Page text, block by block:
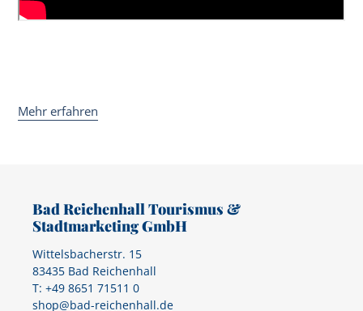
Mehr erfahren
Bad Reichenhall Tourismus &
Stadtmarketing GmbH
Wittelsbacherstr. 15
83435 Bad Reichenhall
T: +49 8651 71511 0
shop@bad-reichenhall.de